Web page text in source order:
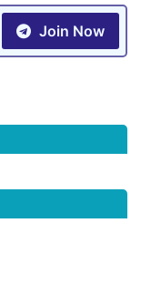
Join Now